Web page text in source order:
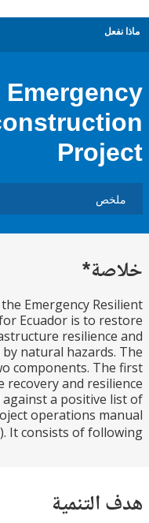
of the Emergency
for Ecuador is to
infrastructure
by natural
of two components.
recovery and
against a
project operations
(POM). It consists of